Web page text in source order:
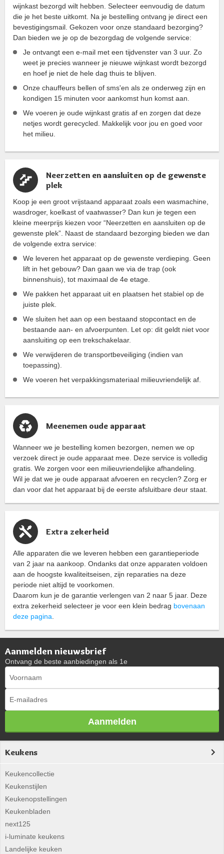
wijnkast bezorgd wilt hebben. Selecteer eenvoudig de datum
die je het beste uitkomt. Na je bestelling ontvang je direct een
bevestigingsmail. Gekozen voor onze standaard bezorging?
Dan bieden we je op de bezorgdag de volgende service:
Je ontvangt een e-mail met een tijdvenster van 3 uur. Zo
weet je precies wanneer je nieuwe wijnkast wordt bezorgd
en hoef je niet de hele dag thuis te blijven.
Onze chauffeurs bellen of sms'en als ze onderweg zijn en
kondigen 15 minuten voor aankomst hun komst aan.
We voeren je oude wijnkast gratis af en zorgen dat deze
netjes wordt gerecycled. Makkelijk voor jou en goed voor
het milieu.
Neerzetten en aansluiten op de gewenste
plek
Koop je een groot vrijstaand apparaat zoals een wasmachine,
wasdroger, koelkast of vaatwasser? Dan kun je tegen een
kleine meerprijs kiezen voor “Neerzetten en aansluiten op de
gewenste plek”. Naast de standaard bezorging bieden we dan
de volgende extra service:
We leveren het apparaat op de gewenste verdieping. Geen
lift in het gebouw? Dan gaan we via de trap (ook
binnenshuis), tot maximaal de 4e etage.
We pakken het apparaat uit en plaatsen het stabiel op de
juiste plek.
We sluiten het aan op een bestaand stopcontact en de
bestaande aan- en afvoerpunten. Let op: dit geldt niet voor
aansluiting op een trekschakelaar.
We verwijderen de transportbeveiliging (indien van
toepassing).
We voeren het verpakkingsmateriaal milieuvriendelijk af.
Meenemen oude apparaat
Wanneer we je bestelling komen bezorgen, nemen we op
verzoek direct je oude apparaat mee. Deze service is volledig
gratis. We zorgen voor een milieuvriendelijke afhandeling.
Wil je dat we je oude apparaat afvoeren en recyclen? Zorg er
dan voor dat het apparaat bij de eerste afsluitbare deur staat.
Extra zekerheid
Alle apparaten die we leveren hebben een garantieperiode
van 2 jaar na aankoop. Ondanks dat onze apparaten voldoen
aan de hoogste kwaliteitseisen, zijn reparaties na deze
periode niet altijd te voorkomen.
Daarom kun je de garantie verlengen van 2 naar 5 jaar. Deze
extra zekerheid selecteer je voor een klein bedrag bovenaan
deze pagina.
Aanmelden nieuwsbrief
Ontvang de beste aanbiedingen als 1e
Aanmelden
Keukens
Keukencollectie
Keukenstijlen
Keukenopstellingen
Keukenbladen
next125
i-luminate keukens
Landelijke keuken